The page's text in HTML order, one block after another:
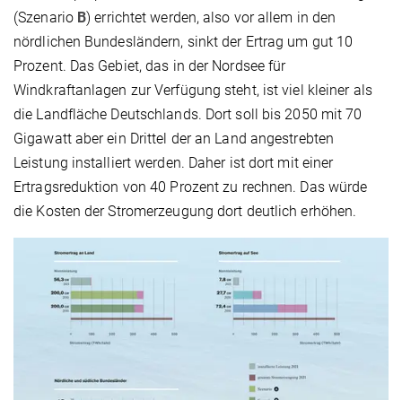
(Szenario B) errichtet werden, also vor allem in den
nördlichen Bundesländern, sinkt der Ertrag um gut 10
Prozent. Das Gebiet, das in der Nordsee für
Windkraftanlagen zur Verfügung steht, ist viel kleiner als
die Landfläche Deutschlands. Dort soll bis 2050 mit 70
Gigawatt aber ein Drittel der an Land angestrebten
Leistung installiert werden. Daher ist dort mit einer
Ertragsreduktion von 40 Prozent zu rechnen. Das würde
die Kosten der Stromerzeugung dort deutlich erhöhen.